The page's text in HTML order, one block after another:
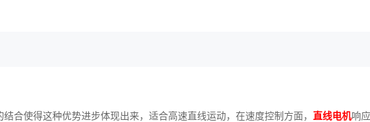
合使得这种优势进步体现出来，适合高速直线运动，在速度控制方面， 直线电机响